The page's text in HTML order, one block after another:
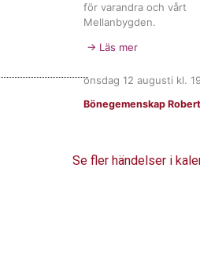
för varandra och vårt
Mellanbygden.
→ Läs mer
onsdag 12 augusti kl.
Bönegemenskap
Se fler händelser i